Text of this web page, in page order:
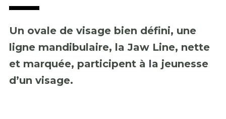
Un ovale de visage bien défini, une
ligne mandibulaire, la Jaw Line, nette
et marquée, participent à la jeunesse
d’un visage.